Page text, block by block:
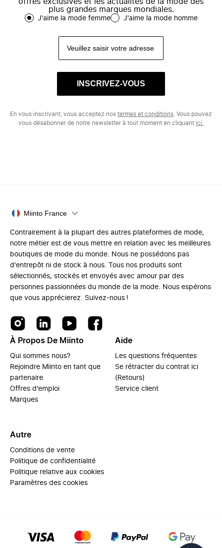
plus grandes marques mondiales.
J'aime la mode femme J'aime la mode homme
INSCRIVEZ-VOUS
En vous inscrivant, vous acceptez nos termes et conditions . Vous pouvez
vous désabonner de notre newsletter à tout moment en cliquant ici.
Miinto France
Contrairement à la plupart des autres plateformes de mode,
notre métier est de vous mettre en relation avec les meilleures
boutiques de mode du monde. Nous ne possédons pas
d'entrepôt ni de stock à nous. Tous nos produits sont
sélectionnés, stockés et envoyés avec amour par des
personnes passionnées du monde de la mode. Nous espérons
que vous apprécierez. Suivez-nous !
À Propos De Miinto
Qui sommes nous?
Rejoindre Miinto en tant que
partenaire
Offres d'emploi
Marques
Aide
Les questions fréquentes
Se rétracter du contrat ici
(Retours)
Service client
Autre
Conditions de vente
Politique de confidentialité
Politique relative aux cookies
Paramètres des cookies